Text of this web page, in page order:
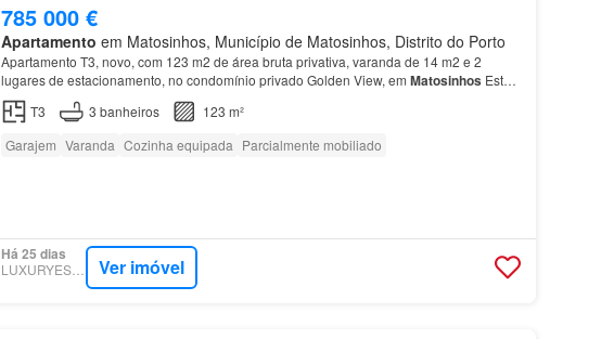
785 000 €
Apartamento em Matosinhos, Município de Matosinhos, Distrito do Porto
Apartamento T3, novo, com 123 m2 de área bruta privativa, varanda de 14 m2 e 2
lugares de estacionamento, no condomínio privado Golden View, em Matosinhos Este
projeto envolve-se com a estética da praia de
T3 3 banheiros
123 m²
Garajem Varanda Cozinha equipada Parcialmente mobiliado
Há 25 dias
LUXURYESTATE Ver imóvel